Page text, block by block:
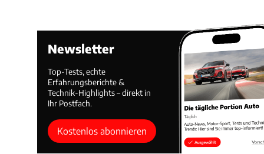
Newsletter
Top-Tests, echte
Erfahrungsberichte &
Technik-Highlights – direkt in
Ihr Postfach.
Kostenlos abonnieren